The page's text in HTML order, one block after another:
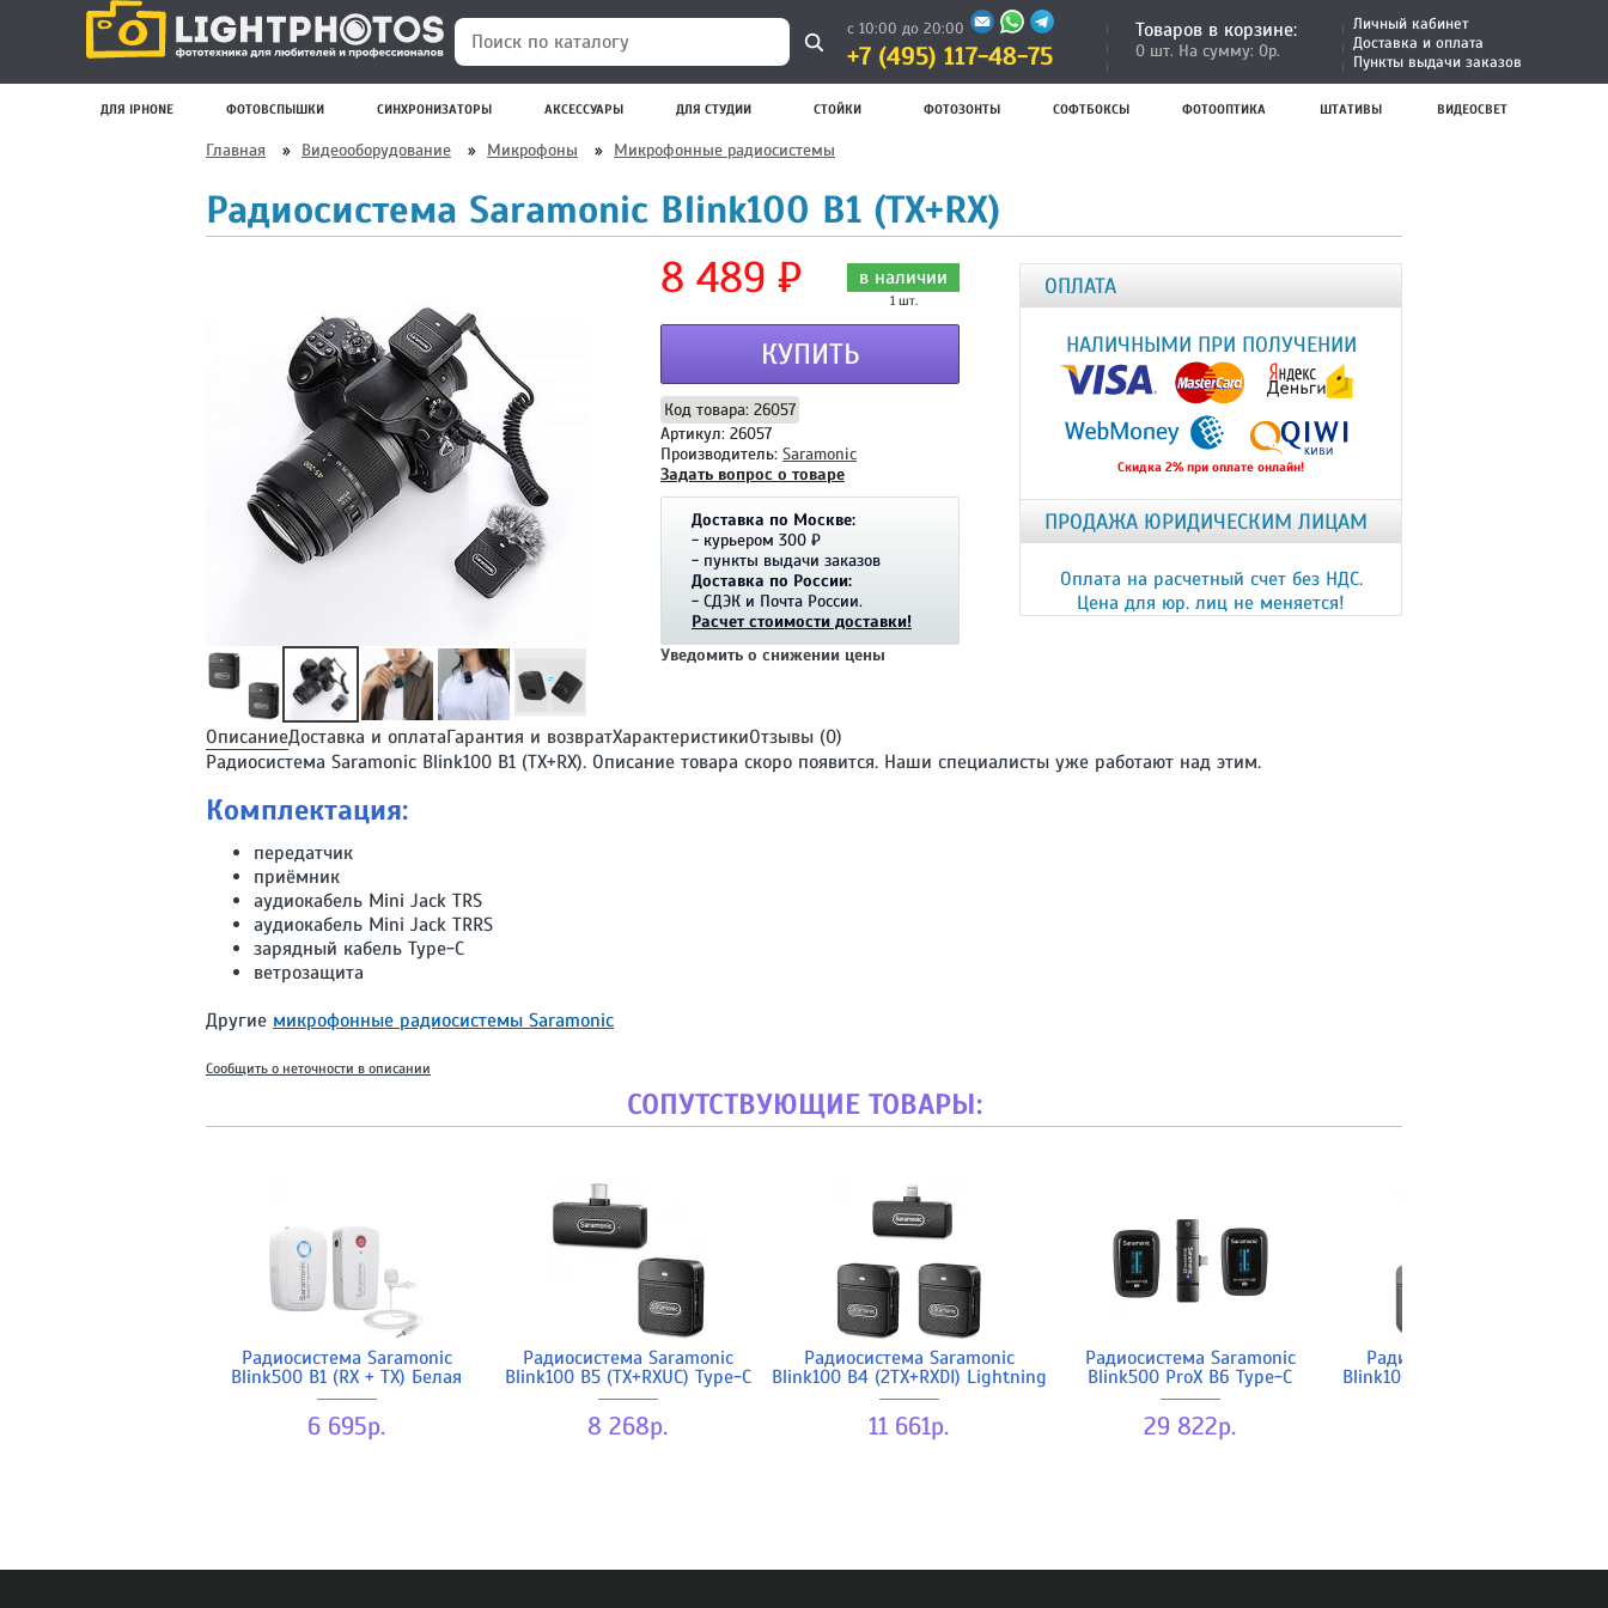
Поиск по каталогу
Личный кабинет
Доставка и оплата
Пункты выдачи заказов
Товаров в корзине:
0 шт. На сумму: 0р.
с 10:00 до 20:00
+7 (495) 117-48-75
ДЛЯ IPHONE ФОТОВСПЫШКИ СИНХРОНИЗАТОРЫ АКСЕССУАРЫ ДЛЯ СТУДИИ СТОЙКИ ФОТОЗОНТЫ СОФТБОКСЫ ФОТООПТИКА ШТАТИВЫ ВИДЕОСВЕТ
Главная » Видеооборудование » Микрофоны » Микрофонные радиосистемы
Радиосистема Saramonic Blink100 B1 (TX+RX)
ОПЛАТА
НАЛИЧНЫМИ ПРИ ПОЛУЧЕНИИ
Скидка 2% при оплате онлайн!
ПРОДАЖА ЮРИДИЧЕСКИМ ЛИЦАМ
Оплата на расчетный счет без НДС.
Цена для юр. лиц не меняется!
8 489 ₽ в наличии
1 шт.
КУПИТЬ
Код товара: 26057
Артикул: 26057
Производитель: Saramonic
Задать вопрос о товаре
Доставка по Москве:
- курьером 300 ₽
- пункты выдачи заказов
Доставка по России:
- СДЭК и Почта России.
Расчет стоимости доставки!
Уведомить о снижении цены
ОписаниеДоставка и оплатаГарантия и возвратХарактеристикиОтзывы (0)
Радиосистема Saramonic Blink100 B1 (TX+RX). Описание товара скоро появится. Наши специалисты уже работают над этим.
Комплектация:
передатчик
приёмник
аудиокабель Mini Jack TRS
аудиокабель Mini Jack TRRS
зарядный кабель Type-C
ветрозащита
Другие микрофонные радиосистемы Saramonic
Сообщить о неточности в описании
СОПУТСТВУЮЩИЕ ТОВАРЫ:
Радиосистема Saramonic
Blink500 B1 (RX + TX) Белая
6 695р.
Радиосистема Saramonic
Blink100 B5 (TX+RXUC) Type-C
8 268р.
Радиосистема Saramonic
Blink100 B4 (2TX+RXDI) Lightning
11 661р.
Радиосистема Saramonic
Blink500 ProX B6 Type-C
29 822р.
Радиосистема Saramonic
Blink100 B6 (2TX+RXUC) Type-C